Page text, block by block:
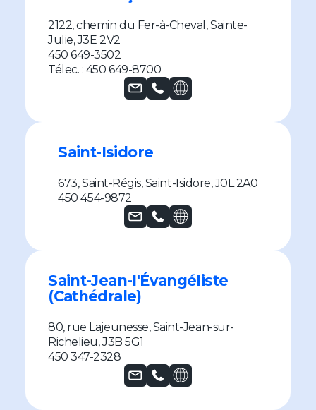
Signalement
Trouver ma paroisse
Nous contacter
English
2122, chemin du Fer-à-Cheval, Sainte-
Julie, J3E 2V2
450 649-3502
Télec. : 450 649-8700
Saint-Isidore
673, Saint-Régis, Saint-Isidore, J0L 2A0
450 454-9872
Saint-Jean-l'Évangéliste
(Cathédrale)
80, rue Lajeunesse, Saint-Jean-sur-
Richelieu, J3B 5G1
450 347-2328